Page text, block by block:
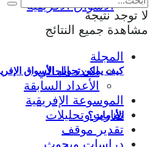
كيف يمكن تحويل الأسواق
الأزمات؟
لا توجد نتيجة
مشاهدة جميع النتائج
المجلة
العدد الحالي
الأعداد السابقة
الموسوعة الإفريقية
تقارير وتحليلات
تقدير موقف
دراسات وبحوث